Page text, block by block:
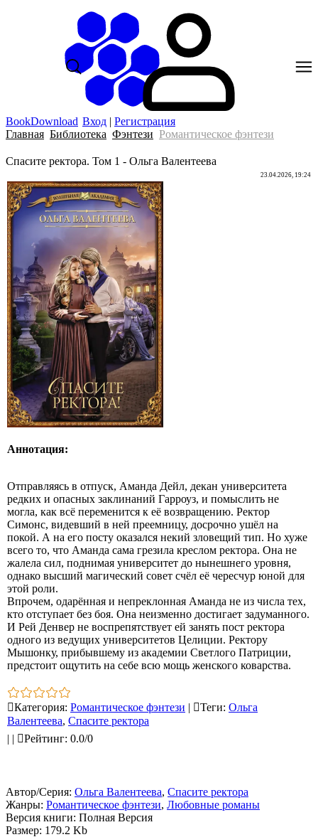
BookDownload Вход | Регистрация
Главная Библиотека Фэнтези Романтическое фэнтези
Спасите ректора. Том 1 - Ольга Валентеева
23.04.2026, 19:24
Аннотация:
Отправляясь в отпуск, Аманда Дейл, декан университета
редких и опасных заклинаний Гарроуз, и помыслить не
могла, как всё переменится к её возвращению. Ректор
Симонс, видевший в ней преемницу, досрочно ушёл на
покой. А на его посту оказался некий зловещий тип. Но хуже
всего то, что Аманда сама грезила креслом ректора. Она не
жалела сил, поднимая университет до нынешнего уровня,
однако высший магический совет счёл её чересчур юной для
этой роли.
Впрочем, одарённая и непреклонная Аманда не из числа тех,
кто отступает без боя. Она неизменно достигает задуманного.
И Рей Денвер не воспрепятствует ей занять пост ректора
одного из ведущих университетов Целиции. Ректору
Мышонку, прибывшему из академии Светлого Патриции,
предстоит ощутить на себе всю мощь женского коварства.
Категория: Романтическое фэнтези | Теги: Ольга
Валентеева, Спасите ректора
| | Рейтинг: 0.0/0
Автор/Серия: Ольга Валентеева, Спасите ректора
Жанры: Романтическое фэнтези, Любовные романы
Версия книги: Полная Версия
Размер: 179.2 Kb